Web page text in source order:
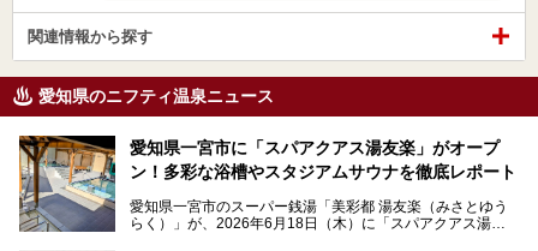
関連情報から探す
愛知県のニフティ温泉ニュース
愛知県一宮市に「スパアクアス湯友楽」がオープ
ン！多彩な浴槽やスタジアムサウナを徹底レポート
愛知県一宮市のスーパー銭湯「美彩都 湯友楽（みさとゆう
らく）」が、2026年6月18日（木）に「スパアクアス湯友